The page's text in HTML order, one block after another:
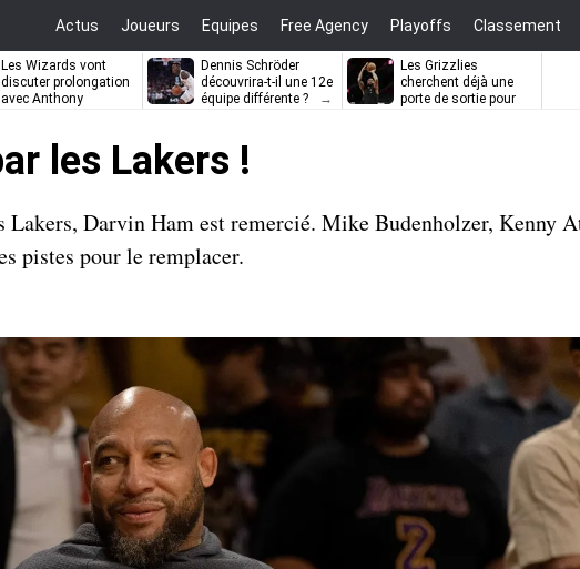
Actus Joueurs Equipes Free Agency Playoffs Classement
Les Wizards vont
discuter prolongation
avec Anthony
Dennis Schröder
découvrira-t-il une 12e
équipe différente ?
Les Grizzlies
cherchent déjà une
porte de sortie pour
les Lakers !
Lakers, Darvin Ham est remercié. Mike Budenholzer, Kenny
pistes pour le remplacer.